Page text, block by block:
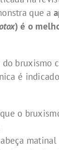
que a
) é o
bruxismo
é
o
matinal